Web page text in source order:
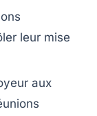
leur mise
aux